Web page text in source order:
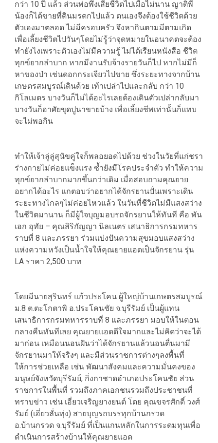
กว่า 10 ปี แล้ว ส่วนพ่อพึ่งเสียชีวิตไปเมื่อไม่นาน ญาติพี่
น้องก็ได้ขายที่ดินมรดกไปแล้ว ตนเองจึงต้องใช้ชีวิตด้วย
ตัวเองมาตลอด ไม่มีครอบครัว จึงหากินตามมีตามเกิด
เพื่อเลี้ยงชีวิตไปวันๆโดยไม่รู้ว่าจุดหมายในอนาคตจะต้อง
ทำยังไงเพราะตัวเองไม่มีความรู้ ไม่ได้เรียนหนังสือ ชีวิต
ทุกข์ยากลำบาก หากมีงานรับจ้างรายวันก็ไป หากไม่มีก็
หาของป่า เช่นดอกกระเจียวไปขาย ซึ่งระยะทางจากบ้าน
เกษตรสมบูรณ์เดินด้วย เท้าเปล่าไปและกลับ กว่า 10
กิโลเมตร บางวันก็ไม่ได้อะไรเลยต้องเดินตัวเปล่ากลับมา
บางวันก็อาศัยขุดปูนาขายบ้าง เพื่อเลี้ยงชีพเท่านั้นก็แทบ
จะไม่พอกิน
ทำให้เจ้าลู่ลู่สุนัขคู่ใจก็พลอยอดไปด้วย ช่วงในวัยที่แก่ชรา
ร่างกายไม่ค่อยแข็งแรง ซ้ำยังมีโรคประจำตัว ทำให้ความ
ทุกข์ยากลำบากมากขึ้นกว่าเดิม เมื่อสอบถามคุณยาย
อยากได้อะไร แกตอบว่าอยากได้จักรยานปั่นเพราะเดิน
ระยะทางไกลๆไม่ค่อยไหวแล้ว ในวันที่ชีวิตไม่มีแสงสว่าง
ในชีวิตมานาน ก็มีผู้ใจบุญมอบรถจักรยานให้ทันที คือ พัน
เอก อุทัย – คุณสิริกัญญา นิลเนตร เสนาธิการกรมทหาร
ราบที่ 8 และภรรยา ร่วมแบ่งปันความสุขมอบแสงสว่าง
แห่งความหวังเป็นน้ำใจให้คุณยายแอดเป็นจักรยาน รุ่น
LA ราคา 2,500 บาท
โดยมีนายสุรินทร์ แก้วประโคน ผู้ใหญ่บ้านเกษตรสมบูรณ์
ม.8 ต.ตะโกตาพิ อ.ประโคนชัย จ.บุรีรัมย์ เป็นผู้แทน
เสนาธิการกรมทหารราบที่ 8 และภรรยา มอบให้ในตอน
กลางคืนทันทีเลย คุณยายแอดดีใจมากและไม่คิดว่าจะได้
มาก่อน เหมือนนอนฝันว่าได้จักรยานแล้วนอนตื่นมามี
จักรยานมาให้จริงๆ และมีส่วนราชการต่างๆลงพื้นที่
ให้การช่วยเหลือ เช่น พัฒนาสังคมและความมั่นคงของ
มนุษย์จังหวัดบุรีรัมย์, กิ่งกาชาดอำเภอประโคนชัย ส่วน
ราชการในพื้นที่ รวมถึงภาคเอกชนรวมถึงประชาชนที่
ทราบข่าว เช่น เอี่ยวเจริญยางยนต์ โดย คุณขจรศักดิ์ วงศ์
รัมย์ (เอี่ยวลั่นทุ่ง) สายบุญรถบรรทุกบ้านกรวด
อ.บ้านกรวด จ.บุรีรัมย์ ที่เป็นแกนหลักในการระดมทุนเพื่อ
ดำเนินการสร้างบ้านให้คุณยายแอด